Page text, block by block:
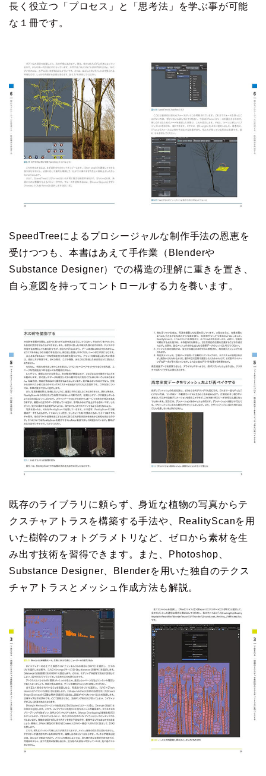
長く役立つ「プロセス」と「思考法」を学ぶ事が可能
な１冊です。
SpeedTreeによるプロシージャルな制作手法の恩恵を
受けつつも、本書はあえて手作業（Blenderや
Substance Designer）での構造の理解に重きを置き、
自ら意図を持ってコントロールする力を養います。
既存のライブラリに頼らず、身近な植物の写真からテ
クスチャアトラスを構築する手法や、RealityScanを用
いた樹幹のフォトグラメトリなど、ゼロから素材を生
み出す技術を習得できます。また、Photoshop、
Substance Designer、Blenderを用いた独自のテクス
チャアトラスとメッシュ作成方法も解説。